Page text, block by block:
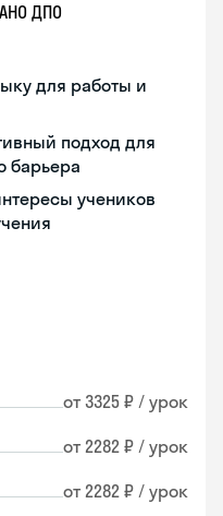
ДПО
для работы и
подход для
барьера
учеников
от 3325 ₽ / урок
от 2282 ₽ / урок
от 2282 ₽ / урок